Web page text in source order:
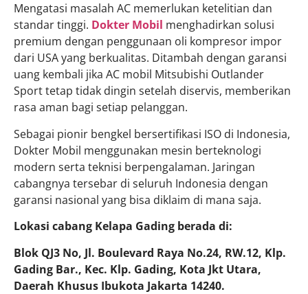
Mengatasi masalah AC memerlukan ketelitian dan
standar tinggi. Dokter Mobil menghadirkan solusi
premium dengan penggunaan oli kompresor impor
dari USA yang berkualitas. Ditambah dengan garansi
uang kembali jika AC mobil Mitsubishi Outlander
Sport tetap tidak dingin setelah diservis, memberikan
rasa aman bagi setiap pelanggan.
Sebagai pionir bengkel bersertifikasi ISO di Indonesia,
Dokter Mobil menggunakan mesin berteknologi
modern serta teknisi berpengalaman. Jaringan
cabangnya tersebar di seluruh Indonesia dengan
garansi nasional yang bisa diklaim di mana saja.
Lokasi cabang Kelapa Gading berada di:
Blok QJ3 No, Jl. Boulevard Raya No.24, RW.12, Klp.
Gading Bar., Kec. Klp. Gading, Kota Jkt Utara,
Daerah Khusus Ibukota Jakarta 14240.